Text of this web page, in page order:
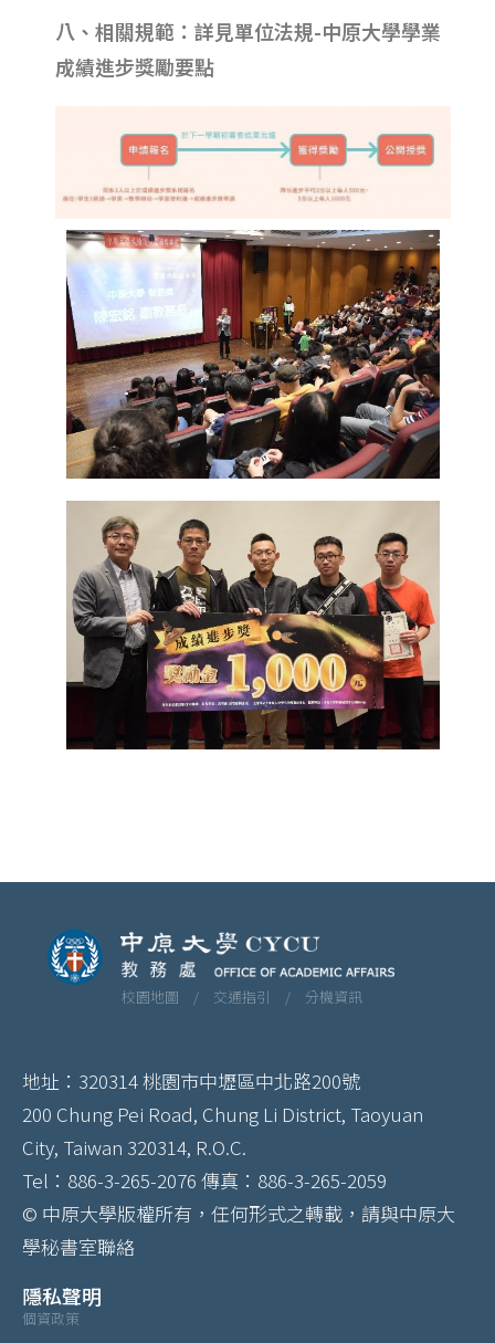
八、相關規範：詳見單位法規-中原大學學業
成績進步獎勵要點
校園地圖 / 交通指引 / 分機資訊
地址：320314 桃園市中壢區中北路200號
200 Chung Pei Road, Chung Li District, Taoyuan
City, Taiwan 320314, R.O.C.
Tel：886-3-265-2076 傳真：886-3-265-2059
© 中原大學版權所有，任何形式之轉載，請與中原大
學秘書室聯絡
隱私聲明
個資政策